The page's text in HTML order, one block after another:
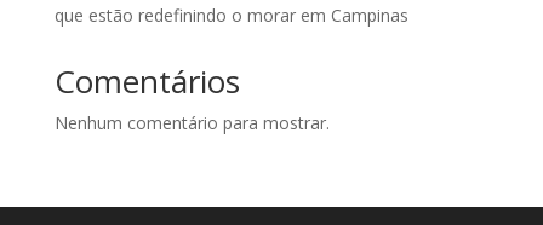
que estão redefinindo o morar em Campinas
Comentários
Nenhum comentário para mostrar.